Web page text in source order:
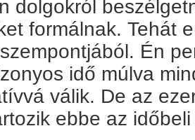
dolgokról
formálnak. Tehát
Én
idő múlva
válik. De az
ebbe az